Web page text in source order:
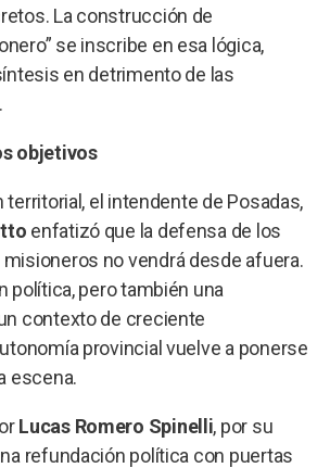
La construcción de
se inscribe en esa lógica,
en detrimento de las
objetivos
territorial, el intendente de Posadas,
enfatizó que la defensa de los
no vendrá desde afuera.
política, pero también una
contexto de creciente
provincial vuelve a ponerse
escena.
Lucas Romero Spinelli, por su
refundación política con puertas